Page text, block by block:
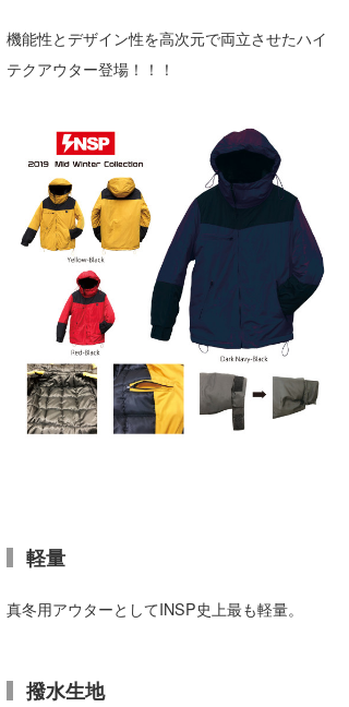
機能性とデザイン性を高次元で両立させたハイ
テクアウター登場！！！
軽量
真冬用アウターとしてINSP史上最も軽量。
撥水生地
Core Surf Japan
mitsuteru Kamio
Yasunari Inoue
Yoshiyuki Obata
arukasvision
DELTA FORCE SURF
CBA Films
熊谷素子
SURFMEDIA
Colors MAGAZINE
WAVAL
波伝説アンバサダー/プロライダー
福島寿実子
中浦“JET”章
嵯峨明日香
進士剛光
田原啓江
植村未来
喜納海人
波伝説スタッフ
☆加藤
+☆maki☆+
Aichan
chan-U
ECE
KID
KOBU
MIN
波伝説